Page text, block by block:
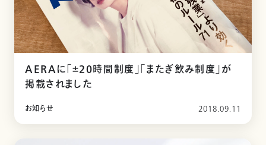
AERAに「±20時間制度」「またぎ飲み制度」が
掲載されました
お知らせ 2018.09.11